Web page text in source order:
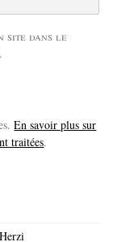
site dans le
En savoir plus sur
traitées.